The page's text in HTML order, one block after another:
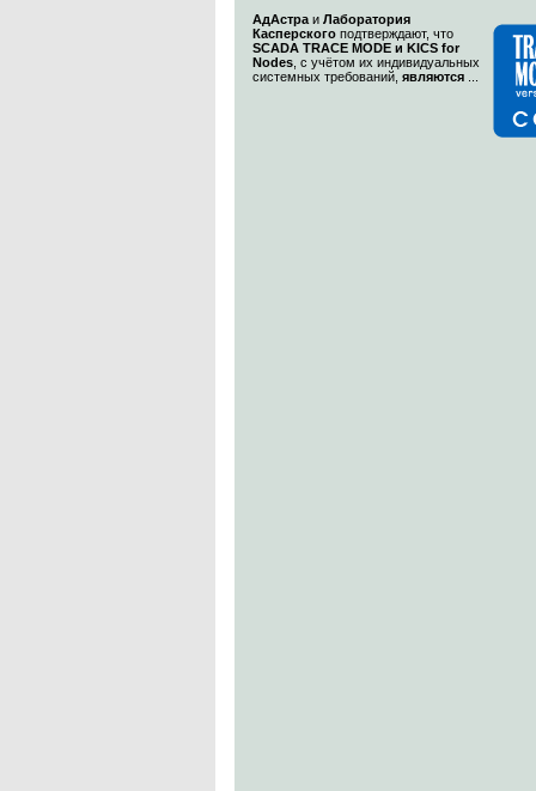
АдАстра и Лаборатория
Касперского подтверждают, что
SCADA TRACE MODE и KICS for
Nodes , с учётом их индивидуальных
системных требований, являются